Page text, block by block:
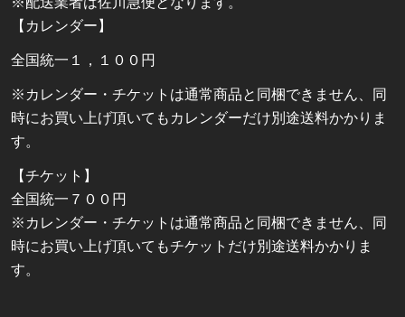
【カレンダー】
全国統一１，１００円
※カレンダー・チケットは通常商品と同梱できません、同
時にお買い上げ頂いてもカレンダーだけ別途送料かかりま
す。
【チケット】
全国統一７００円
※カレンダー・チケットは通常商品と同梱できません、同
時にお買い上げ頂いてもチケットだけ別途送料かかりま
す。